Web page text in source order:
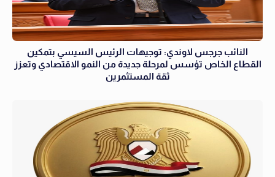
النائب جرجس لاوندي: توجيهات الرئيس السيسي بتمكين
القطاع الخاص تؤسس لمرحلة جديدة من النمو الاقتصادي وتعزز
ثقة المستثمرين